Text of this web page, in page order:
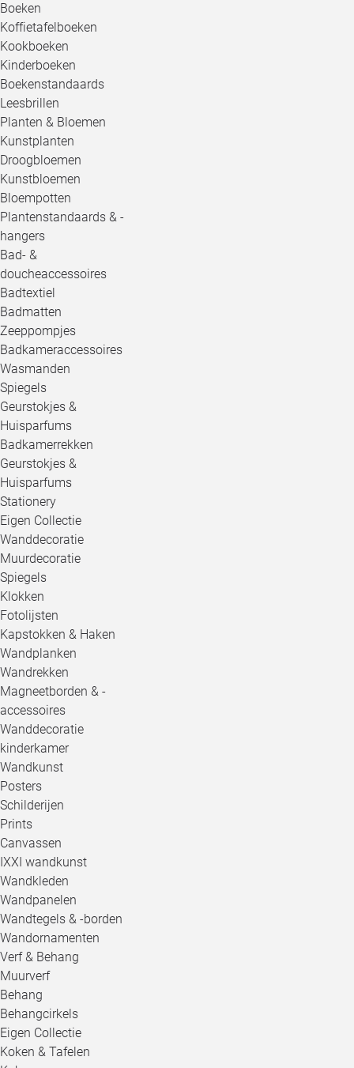
Boeken
Koffietafelboeken
Kookboeken
Kinderboeken
Boekenstandaards
Leesbrillen
Planten & Bloemen
Kunstplanten
Droogbloemen
Kunstbloemen
Bloempotten
Plantenstandaards & -
hangers
Bad- &
doucheaccessoires
Badtextiel
Badmatten
Zeeppompjes
Badkameraccessoires
Wasmanden
Spiegels
Geurstokjes &
Huisparfums
Badkamerrekken
Geurstokjes &
Huisparfums
Stationery
Eigen Collectie
Wanddecoratie
Muurdecoratie
Spiegels
Klokken
Fotolijsten
Kapstokken & Haken
Wandplanken
Wandrekken
Magneetborden & -
accessoires
Wanddecoratie
kinderkamer
Wandkunst
Posters
Schilderijen
Prints
Canvassen
IXXI wandkunst
Wandkleden
Wandpanelen
Wandtegels & -borden
Wandornamenten
Verf & Behang
Muurverf
Behang
Behangcirkels
Eigen Collectie
Koken & Tafelen